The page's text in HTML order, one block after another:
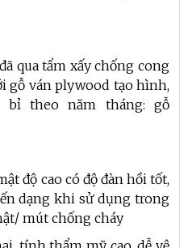
qua tẩm xấy chống cong
gỗ ván plywood tạo hình,
bỉ theo năm tháng: gỗ
độ cao có độ đàn hồi tốt,
dạng khi sử dụng trong
mút chống cháy